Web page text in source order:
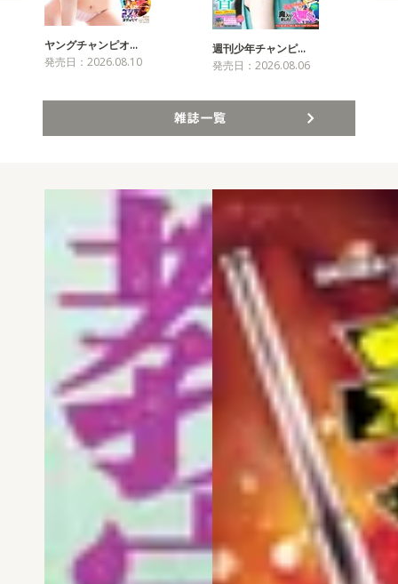
ヤングチャンピオ…
発売日：2026.08.10
週刊少年チャンピ…
発売日：2026.08.06